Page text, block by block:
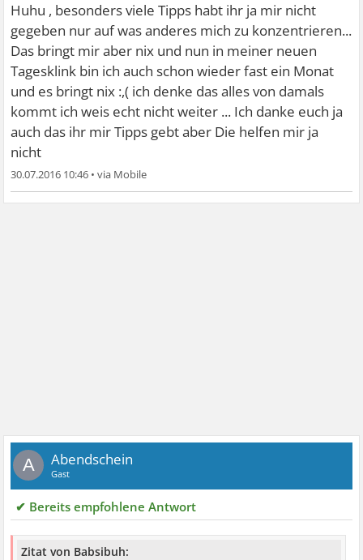
Huhu , besonders viele Tipps habt ihr ja mir nicht
gegeben nur auf was anderes mich zu konzentrieren...
Das bringt mir aber nix und nun in meiner neuen
Tagesklink bin ich auch schon wieder fast ein Monat
und es bringt nix :,( ich denke das alles von damals
kommt ich weis echt nicht weiter ... Ich danke euch ja
auch das ihr mir Tipps gebt aber Die helfen mir ja
nicht
30.07.2016 10:46 •
A Abendschein
Gast
✔ Bereits empfohlene Antwort
Zitat von Babsibuh: